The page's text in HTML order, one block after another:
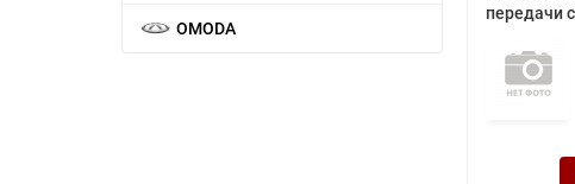
OMODA
передачи